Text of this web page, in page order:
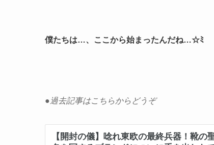
僕たちは…、ここから始まったんだね…☆ﾐ
●過去記事はこちらからどうぞ